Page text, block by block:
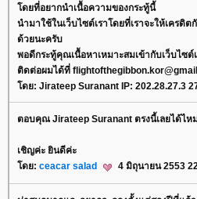
ดยที่อยากนำเนื้อความของกระทู้นี้
นำมาใช้ในเว็บไซต์เราโดยที่เราจะให้เคร
ด้วยนะครับ
พอดีกระทู้คุณเนื้อหาเหมาะสมเข้ากับเว็บไซต์
ติดต่อผมได้ที่
ดย: Jirateep Suranant IP: 202.28.27.3
ตอบคุณ Jirateep Suranant ตรงนี้เลยได้ไห
เชิญค่ะ ยินดีค่ะ
ดย: ceacar salad 4 มิถุนายน 2553